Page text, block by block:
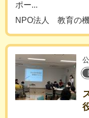
ポー...
NPO法人 教育の